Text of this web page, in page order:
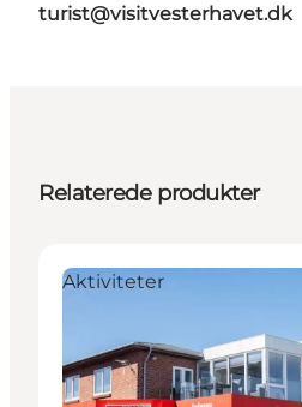
turist@visitvesterhavet.dk
Relaterede produkter
Aktiviteter